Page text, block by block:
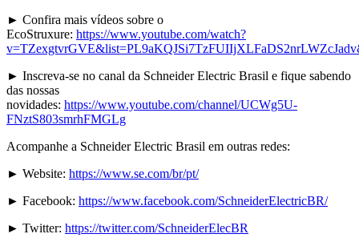
► Confira mais vídeos sobre o
EcoStruxure: https://www.youtube.com/watch?
► Inscreva-se no canal da Schneider Electric Brasil e fique sabendo
das nossas
novidades: https://www.youtube.com/channel/UCWg5U-
FNztS803smrhFMGLg
Acompanhe a Schneider Electric Brasil em outras redes:
► Website: https://www.se.com/br/pt/
► Facebook: https://www.facebook.com/SchneiderElectricBR/
► Twitter: https://twitter.com/SchneiderElecBR